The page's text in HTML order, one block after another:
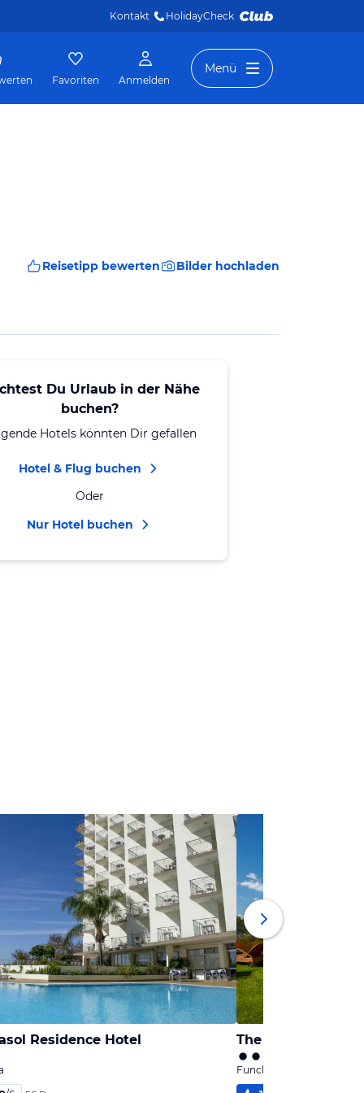
Kontakt HolidayCheck
Favoriten Anmelden
Menü
Reisetipp bewerten Bilder hochladen
Du Urlaub in der Nähe
buchen?
Hotels könnten Dir gefallen
Hotel & Flug buchen
Oder
Nur Hotel buchen
Residence Hotel The Residence
Funchal, Madeira